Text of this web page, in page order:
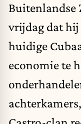
Buitenlandse
vrijdag dat
huidige
economie te